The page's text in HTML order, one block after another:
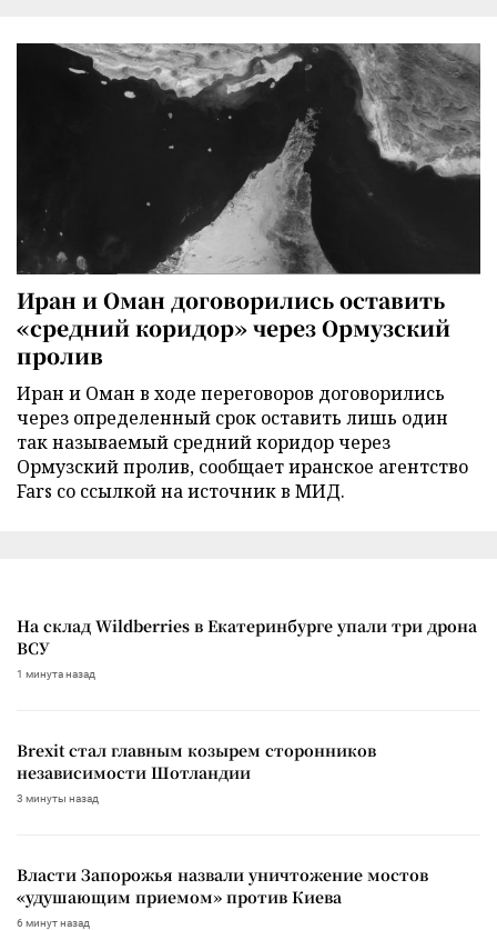
Иран и Оман договорились оставить
«средний коридор» через Ормузский
пролив
Иран и Оман в ходе переговоров договорились
через определенный срок оставить лишь один
так называемый средний коридор через
Ормузский пролив, сообщает иранское агентство
Fars со ссылкой на источник в МИД.
На склад Wildberries в Екатеринбурге упали три дрона
ВСУ
1 минута назад
Brexit стал главным козырем сторонников
независимости Шотландии
3 минуты назад
Власти Запорожья назвали уничтожение мостов
«удушающим приемом» против Киева
6 минут назад